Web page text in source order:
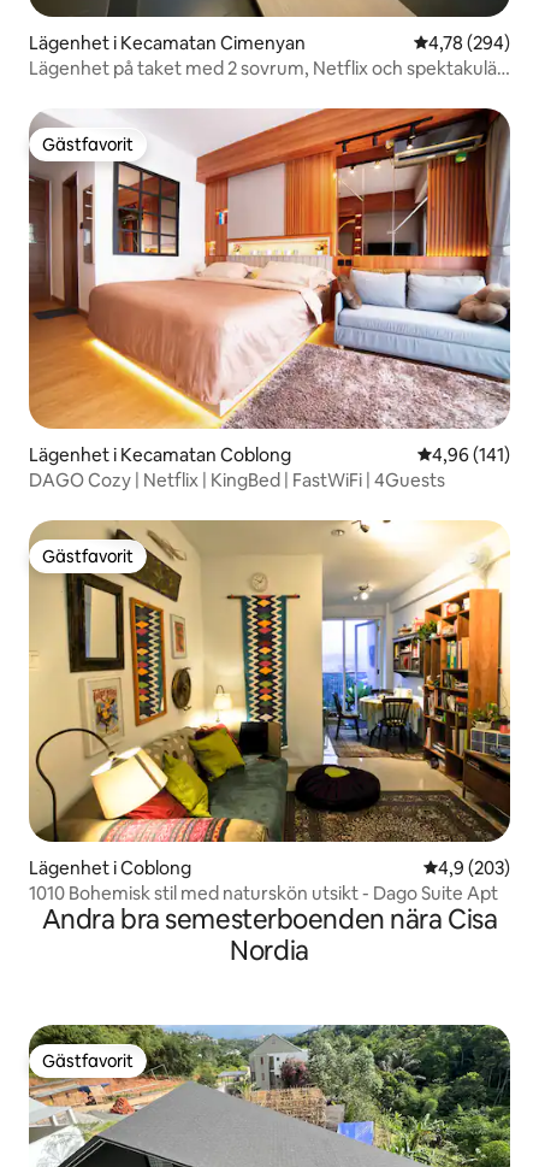
Lägenhet i Kecamatan Cimenyan 4,78 av 5 i
4,78 (294)
Lägenhet på taket med 2 sovrum, Netflix och spektakulär
Gästfavorit
Gästfavorit
Lägenhet i Kecamatan Coblong 4,96 av 5 i
4,96 (141)
DAGO Cozy | Netflix | KingBed | FastWiFi | 4Guests
Gästfavorit
Gästfavorit
Lägenhet i Coblong 4,9 av 5 i
4,9 (203)
1010 Bohemisk stil med naturskön utsikt - Dago Suite Apt
Andra bra semesterboenden nära Cisa
Nordia
Gästfavorit
Gästfavorit